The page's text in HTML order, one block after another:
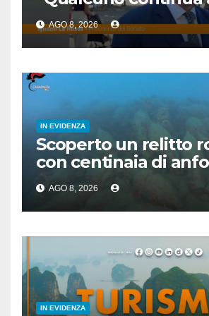
voltare le spalle”
AGO 8, 2026
IN EVIDENZA
Scoperto un relitto
con centinaia di
largo di Mazara del
AGO 8, 2026
IN EVIDENZA